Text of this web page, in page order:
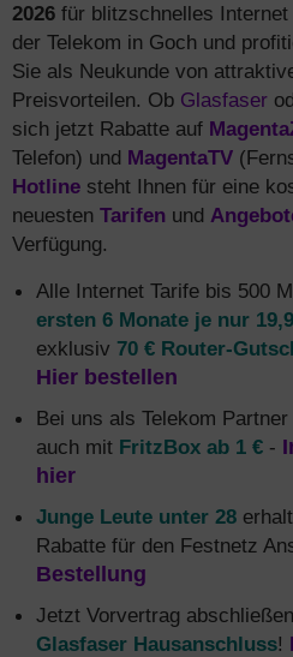
2026 für blitzschnelles Internet
der Telekom in Goch und
Sie als Neukunde von
Preisvorteilen. Ob Glasfaser
sich jetzt Rabatte auf
Telefon) und MagentaTV
Hotline steht Ihnen für eine
neuesten Tarifen und
Verfügung.
Alle Internet Tarife bis 500
ersten 6 Monate je nur
exklusiv 70 € Router-
Hier bestellen
Bei uns als Telekom
auch mit FritzBox ab 1 € -
hier
Junge Leute unter 28
Rabatte für den Festnetz
Bestellung
Jetzt Vorvertrag
Glasfaser Hausanschluss!